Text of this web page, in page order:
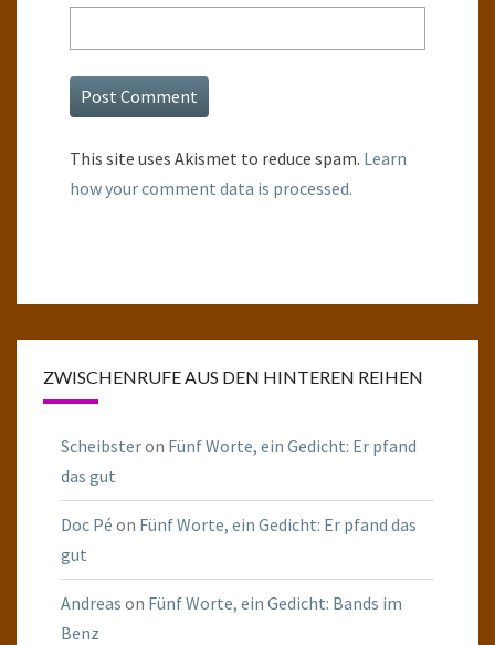
This site uses Akismet to reduce spam. Learn
how your comment data is processed.
ZWISCHENRUFE AUS DEN HINTEREN REIHEN
Scheibsteron Fünf Worte, ein Gedicht: Er pfand
das gut
Doc Pé on Fünf Worte, ein Gedicht: Er pfand das
gut
Andreas on Fünf Worte, ein Gedicht: Bands im
Benz